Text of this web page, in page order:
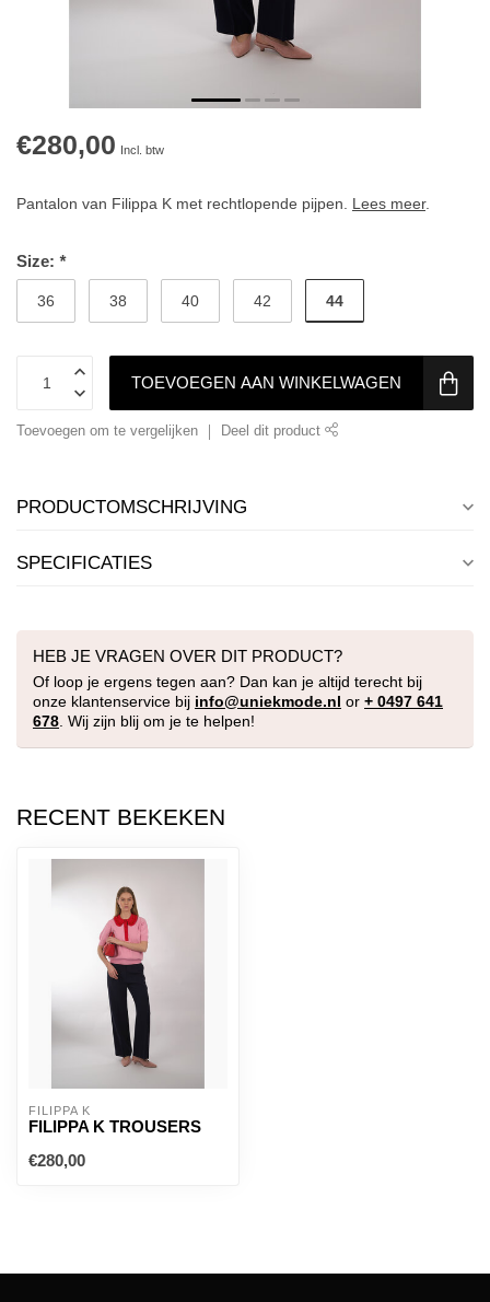
€280,00 Incl. btw
Pantalon van Filippa K met rechtlopende pijpen. Lees meer.
Size: *
36 38 40 42 44
TOEVOEGEN AAN WINKELWAGEN
Toevoegen om te vergelijken Deel dit product
PRODUCTOMSCHRIJVING
SPECIFICATIES
HEB JE VRAGEN OVER DIT PRODUCT?
Of loop je ergens tegen aan? Dan kan je altijd terecht bij
onze klantenservice bij info@uniekmode.nl or + 0497 641
678. Wij zijn blij om je te helpen!
RECENT BEKEKEN
FILIPPA K
FILIPPA K TROUSERS
€280,00